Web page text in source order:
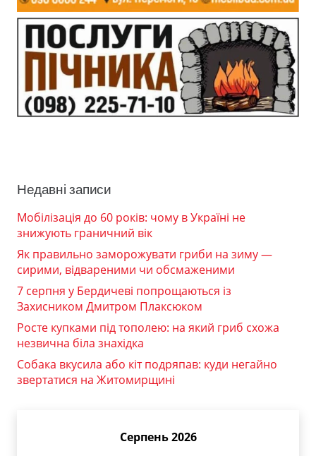
Недавні записи
Мобілізація до 60 років: чому в Україні не
знижують граничний вік
Як правильно заморожувати гриби на зиму —
сирими, відвареними чи обсмаженими
7 серпня у Бердичеві попрощаються із
Захисником Дмитром Плаксюком
Росте купками під тополею: на який гриб схожа
незвична біла знахідка
Собака вкусила або кіт подряпав: куди негайно
звертатися на Житомирщині
Серпень 2026